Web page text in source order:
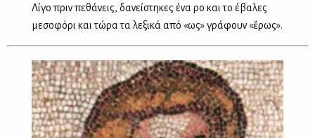
Λίγο πριν πεθάνεις, δανείστηκες ένα ρο και το έβαλες
μεσοφόρι και τώρα τα λεξικά από «ἕως» γράφουν «ἔρως».